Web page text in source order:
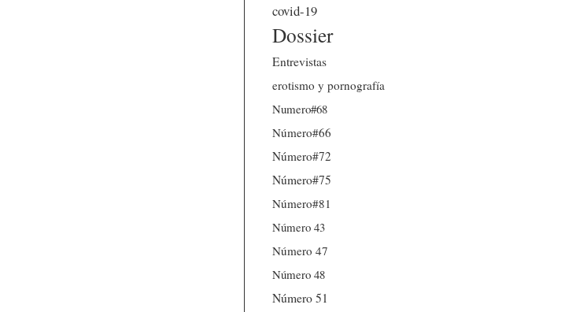
covid-19
Dossier
Entrevistas
erotismo y pornografía
Numero#68
Número#66
Número#72
Número#75
Número#81
Número 43
Número 47
Número 48
Número 51